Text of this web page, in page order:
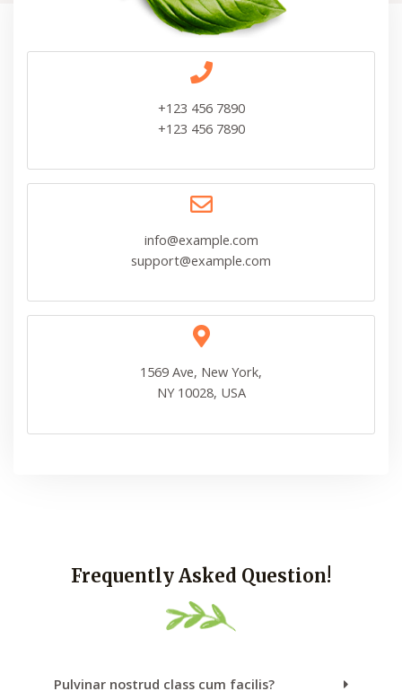
+123 456 7890
+123 456 7890
info@example.com
support@example.com
1569 Ave, New York,
NY 10028, USA
Frequently Asked Question!
Pulvinar nostrud class cum facilis?